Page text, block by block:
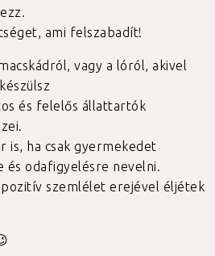
ami felszabadít!
vagy a lóról, akivel
és felelős állattartók
is, ha csak gyermekedet
és odafigyelésre nevelni.
pozitív szemlélet erejével éljétek